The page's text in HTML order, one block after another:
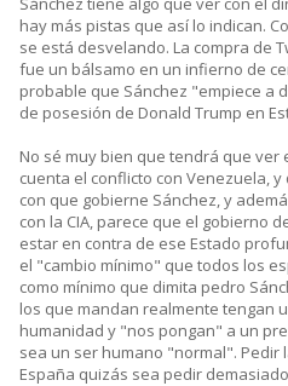
hay más pistas que así lo indican.
se está desvelando. La compra de
fue un bálsamo en un infierno de
probable que Sánchez "empiece a
de posesión de Donald Trump en
No sé muy bien que tendrá que
cuenta el conflicto con Venezuela,
con que gobierne Sánchez, y
con la CIA, parece que el gobierno
estar en contra de ese Estado
el "cambio mínimo" que todos los
como mínimo que dimita pedro
los que mandan realmente tengan
humanidad y "nos pongan" a un
sea un ser humano "normal". Pedir
España quizás sea pedir